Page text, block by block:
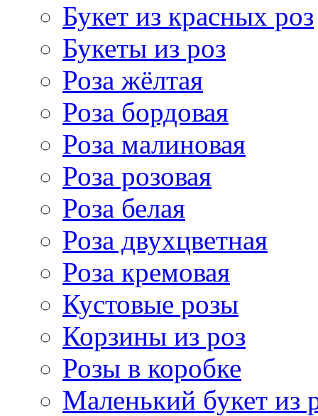
Букет из красных роз
Букеты из роз
Роза жёлтая
Роза бордовая
Роза малиновая
Роза розовая
Роза белая
Роза двухцветная
Роза кремовая
Кустовые розы
Корзины из роз
Розы в коробке
Маленький букет из